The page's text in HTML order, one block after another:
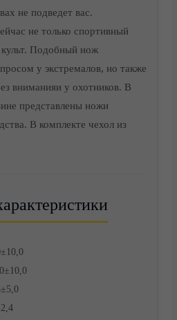
не подведет вас.
не только спортивный
Подобный нож
у экстремалов, но также
вниманияи у охотников. В
представлены ножи
В комплекте чехол из